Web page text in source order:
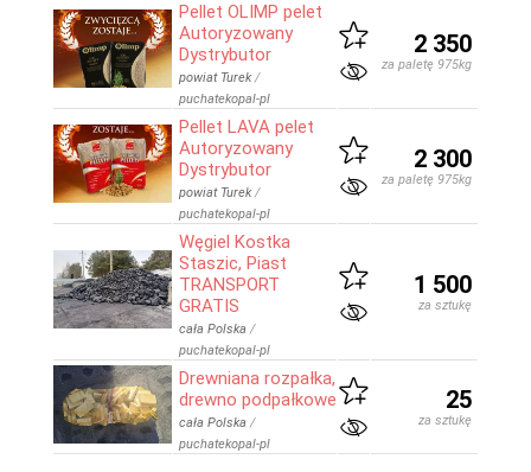
Pellet OLIMP pelet
Autoryzowany
Dystrybutor
powiat Turek/
puchatekopal-pl
2 350
za paletę 975kg
Pellet LAVA pelet
Autoryzowany
Dystrybutor
powiat Turek/
puchatekopal-pl
2 300
za paletę 975kg
Węgiel Kostka
Staszic, Piast
TRANSPORT
GRATIS
cała Polska /
puchatekopal-pl
1 500
za sztukę
Drewniana rozpałka,
drewno podpałkowe
cała Polska /
puchatekopal-pl
25
za sztukę